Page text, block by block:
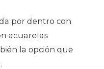
por dentro con
acuarelas
la opción que